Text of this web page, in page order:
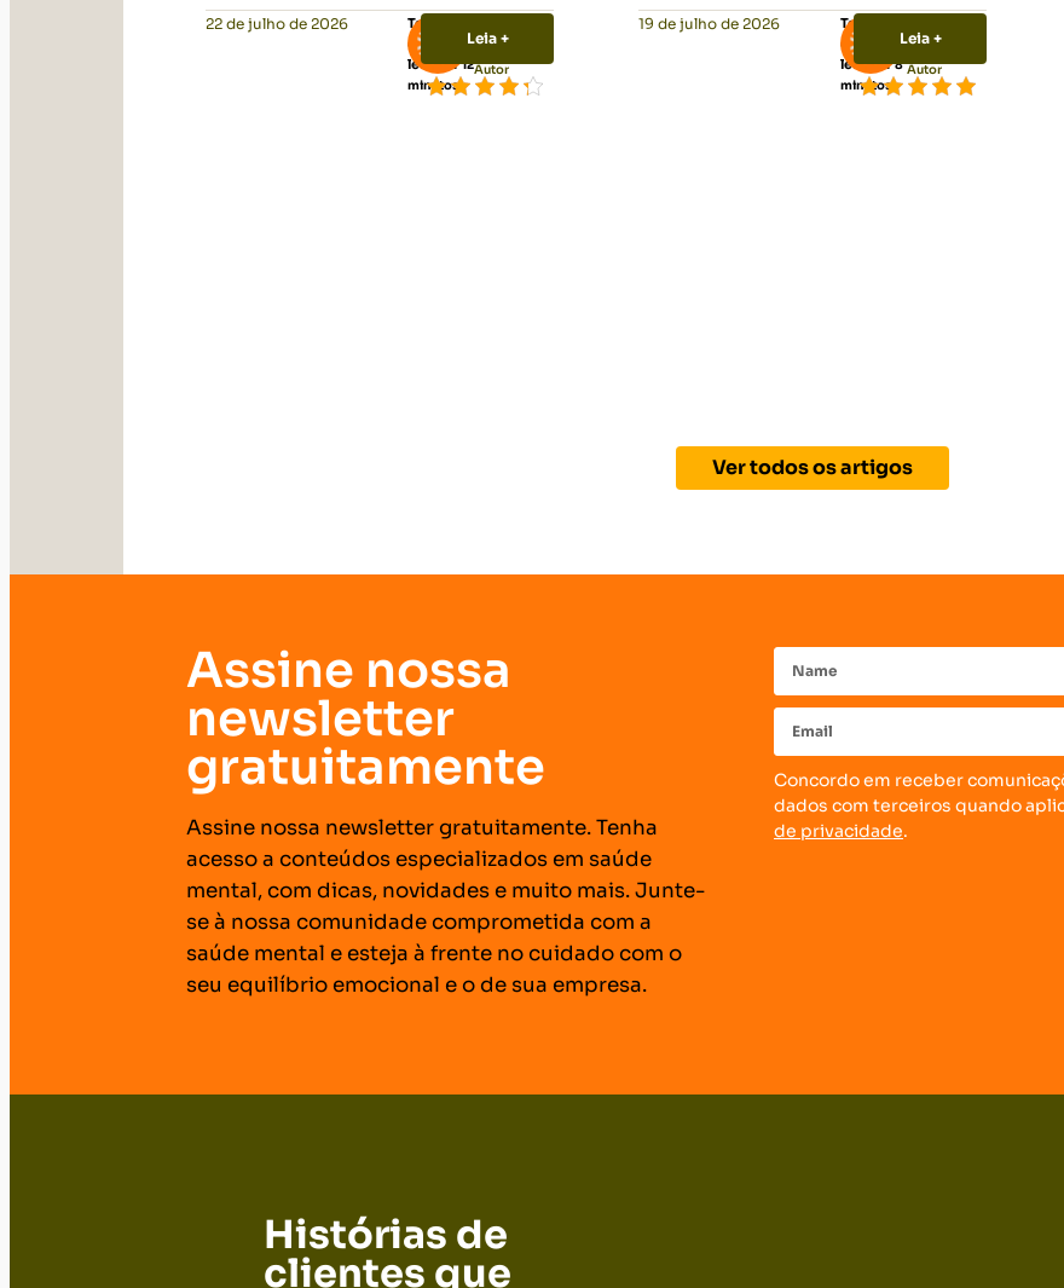
22 de julho de 2026
Tempo
de
leitura: 12
minutos
Autor
Leia +
19 de julho de 2026
Tempo
de
leitura: 8
minutos
Autor
Leia +
Ver todos os artigos
Assine nossa
newsletter
gratuitamente
Assine nossa newsletter gratuitamente. Tenha
acesso a conteúdos especializados em saúde
mental, com dicas, novidades e muito mais. Junte-
se à nossa comunidade comprometida com a
saúde mental e esteja à frente no cuidado com o
seu equilíbrio emocional e o de sua empresa.
Concordo em receber
dados com terceiros quando
de privacidade.
Histórias de
clientes que